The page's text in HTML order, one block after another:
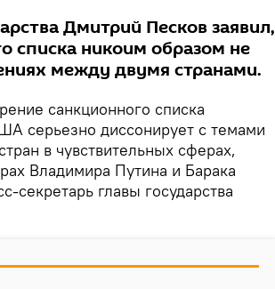
Дмитрий Песков заявил,
списка никоим образом не
между двумя странами.
санкционного списка
серьезно диссонирует с темами
в чувствительных сферах,
Владимира Путина и Барака
секретарь главы государства